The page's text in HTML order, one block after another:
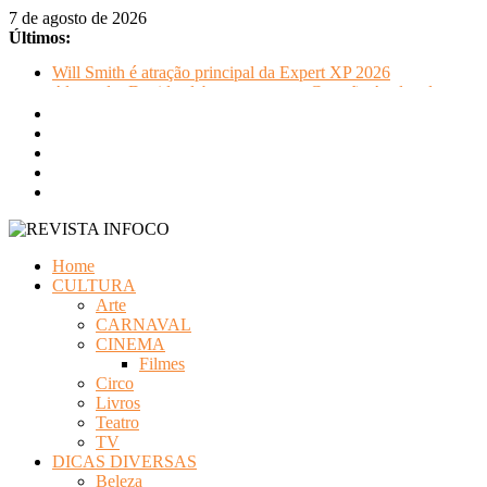
Pular
para
conteúdo
7 de agosto de 2026
Últimos:
Will Smith é atração principal da Expert XP 2026
INFOCO
Home
CULTURA
Arte
CARNAVAL
CINEMA
Filmes
Circo
Livros
Teatro
TV
DICAS DIVERSAS
Beleza